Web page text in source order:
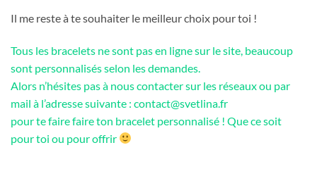
Il me reste à te souhaiter le meilleur choix pour toi !
Tous les bracelets ne sont pas en ligne sur le site, beaucoup
sont personnalisés selon les demandes.
Alors n’hésites pas à nous contacter sur les réseaux ou par
mail à l’adresse suivante : contact@svetlina.fr
pour te faire faire ton bracelet personnalisé ! Que ce soit
pour toi ou pour offrir